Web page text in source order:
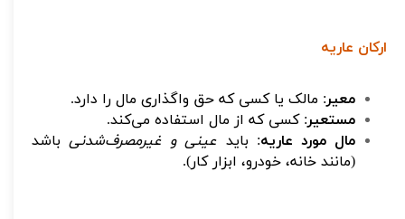
ارکان عاریه
معیر: مالک یا کسی که حق واگذاری مال را دارد.
مستعیر: کسی که از مال استفاده می‌کند.
مال مورد عاریه: باید عینی و غیرمصرف‌شدنیباشد
(مانند خانه، خودرو، ابزار کار).